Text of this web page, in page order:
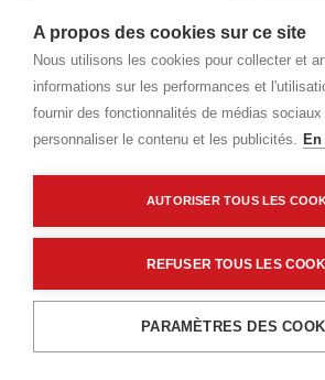
A propos des cookies sur ce site
Nous utilisons les cookies pour collecter et
informations sur les performances et
fournir des fonctionnalités de médias
personnaliser le contenu et les publicités.
AUTORISER TOUS LES
REFUSER TOUS LES
PARAMÈTRES DES